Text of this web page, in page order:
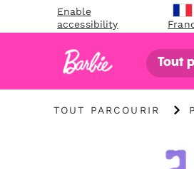
Enable
accessibility
Tout
"Tout
TOUT PARCOURIR
"